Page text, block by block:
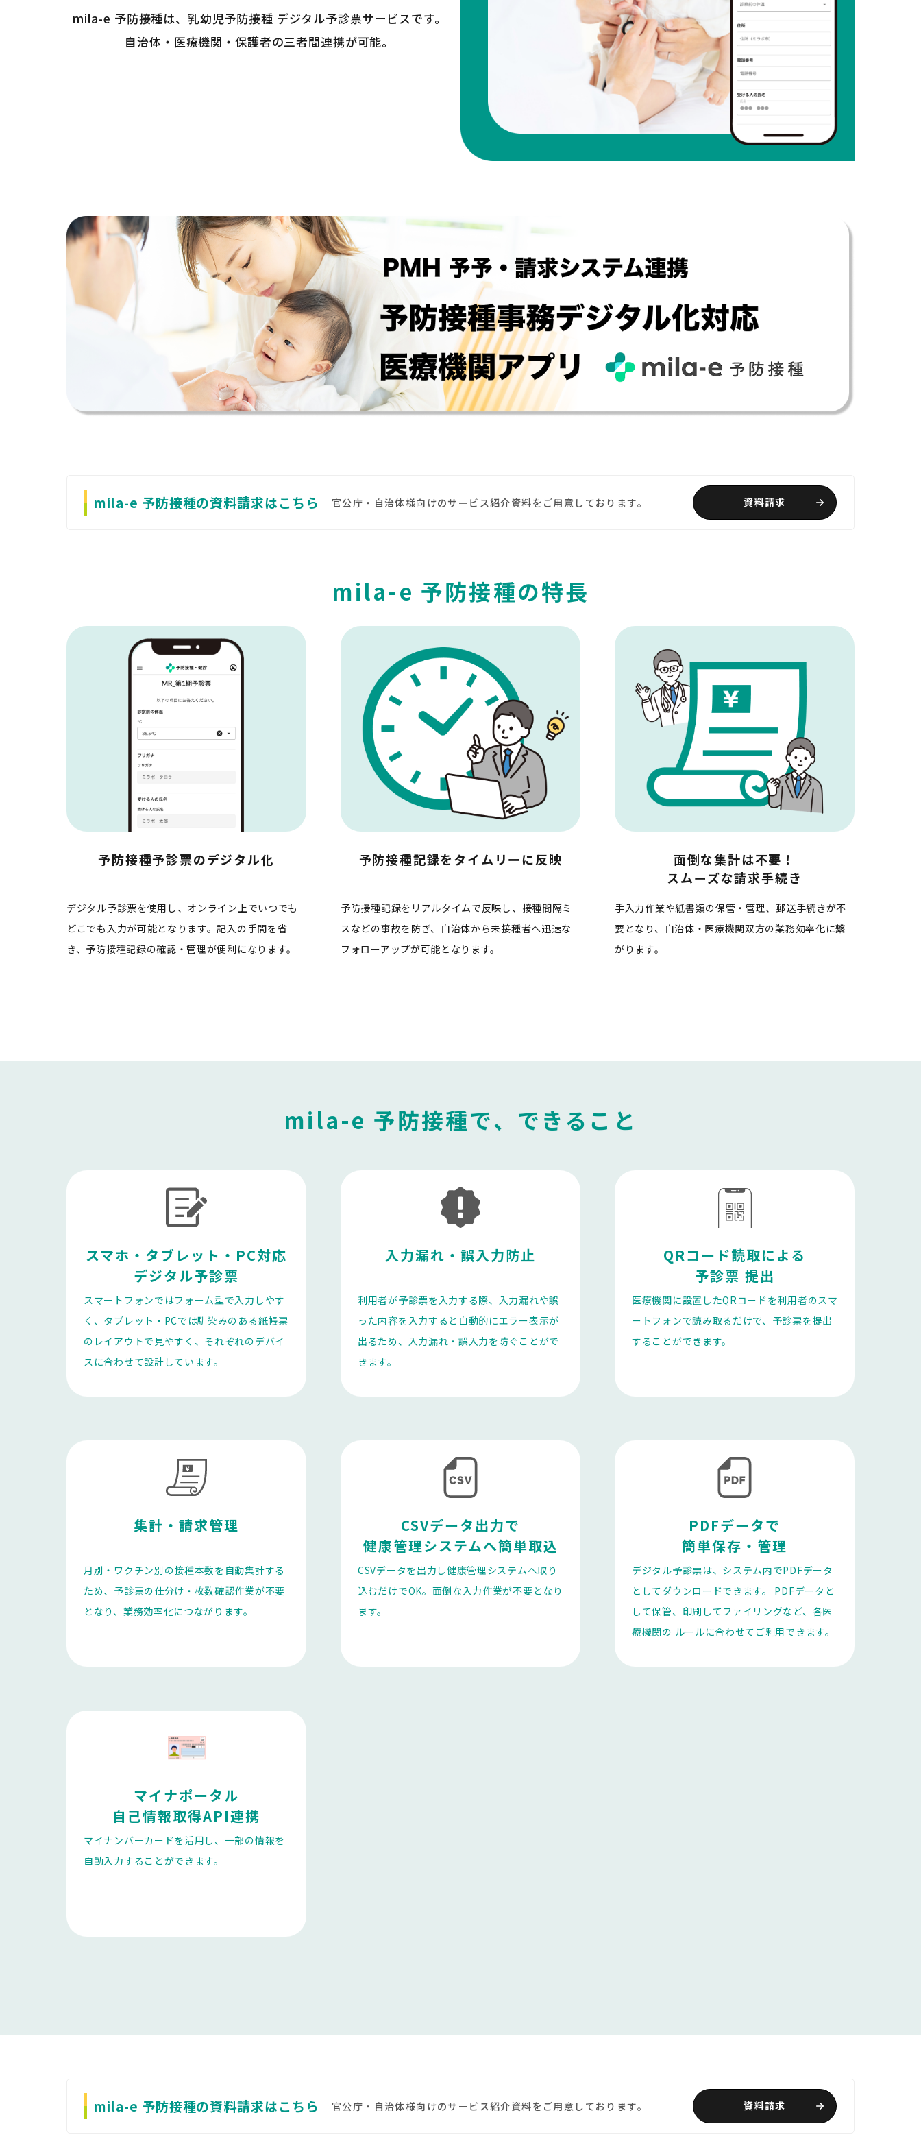
mila-e 予防接種は、乳幼児予防接種 デジタル予診票サービスです。
mila-e 予防接種の資料請求はこちら 官公庁・自治体様向けのサービス紹介資料をご用意しております。 資料請求
mila-e 予防接種の特長
予防接種予診票のデジタル化
デジタル予診票を使用し、オンライン上でいつでも
どこでも入力が可能となります。記入の手間を省
き、予防接種記録の確認・管理が便利になります。
予防接種記録をタイムリーに反映
予防接種記録をリアルタイムで反映し、接種間隔ミ
スなどの事故を防ぎ、自治体から未接種者へ迅速な
フォローアップが可能となります。
面倒な集計は不要！
スムーズな請求手続き
手入力作業や紙書類の保管・管理、郵送手続きが不
要となり、自治体・医療機関双方の業務効率化に繋
がります。
mila-e 予防接種で、できること
スマホ・タブレット・PC対応
デジタル予診票
スマートフォンではフォーム型で入力しやす
く、タブレット・PCでは馴染みのある紙帳票
のレイアウトで見やすく、それぞれのデバイ
スに合わせて設計しています。
入力漏れ・誤入力防止
利用者が予診票を入力する際、入力漏れや誤
った内容を入力すると自動的にエラー表示が
出るため、入力漏れ・誤入力を防ぐことがで
きます。
QRコード読取による
予診票 提出
医療機関に設置したQRコードを利用者のスマ
ートフォンで読み取るだけで、予診票を提出
することができます。
集計・請求管理
月別・ワクチン別の接種本数を自動集計する
ため、予診票の仕分け・枚数確認作業が不要
となり、業務効率化につながります。
CSVデータ出力で
健康管理システムへ簡単取込
CSVデータを出力し健康管理システムへ取り
込むだけでOK。面倒な入力作業が不要となり
ます。
PDFデータで
簡単保存・管理
デジタル予診票は、システム内でPDFデータ
としてダウンロードできます。 PDFデータと
して保管、印刷してファイリングなど、各医
療機関の ルールに合わせてご利用できます。
マイナポータル
自己情報取得API連携
マイナンバーカードを活用し、一部の情報を
自動入力することができます。
mila-e 予防接種の資料請求はこちら 官公庁・自治体様向けのサービス紹介資料をご用意しております。 資料請求